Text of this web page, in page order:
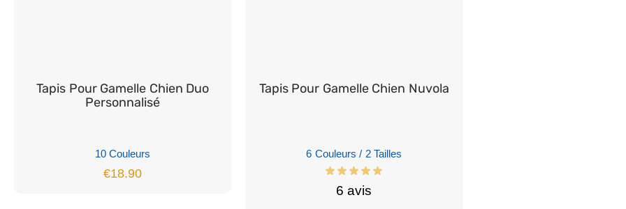
Tapis Pour Gamelle Chien Duo
Personnalisé
10 Couleurs
€18.90
Tapis Pour Gamelle Chien Nuvola
6 Couleurs / 2 Tailles
6 avis